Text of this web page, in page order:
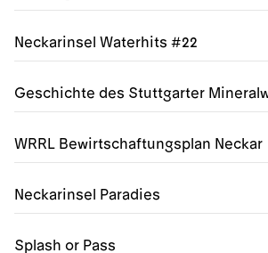
Neckarinsel Waterhits #22
Geschichte des Stuttgarter
WRRL Bewirtschaftungsplan Neckar
Neckarinsel Paradies
Splash or Pass